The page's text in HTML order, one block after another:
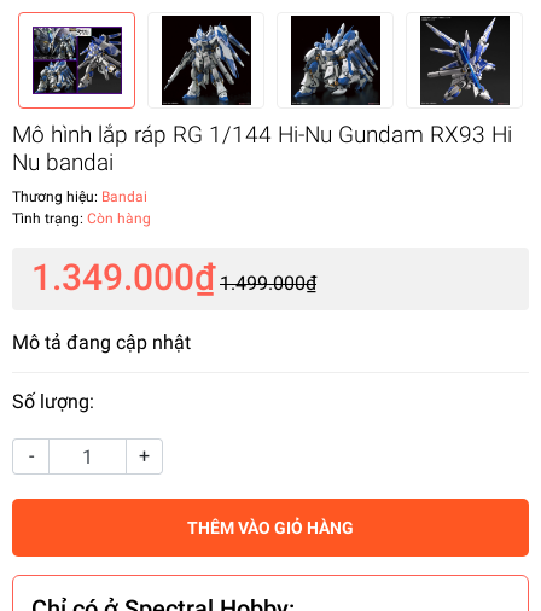
Mô hình lắp ráp RG 1/144 Hi-Nu Gundam RX93 Hi
Nu bandai
Thương hiệu: Bandai
Tình trạng: Còn hàng
1.349.000₫ 1.499.000₫
Mô tả đang cập nhật
Số lượng:
- +
THÊM VÀO GIỎ HÀNG